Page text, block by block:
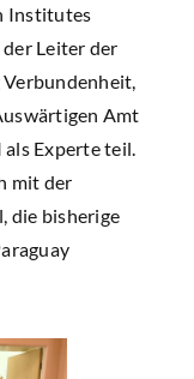
Institutes
Leiter der
Amt
Experte teil.
mit der
die bisherige